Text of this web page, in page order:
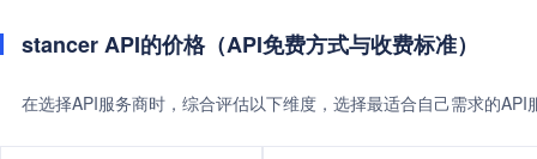
stancer API的价格（API免费方式与收费标准）
在选择API服务商时，综合评估以下维度，选择最适合自己需求的